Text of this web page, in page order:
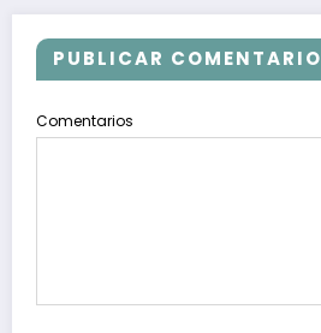
PUBLICAR COMENTARIO
Comentarios